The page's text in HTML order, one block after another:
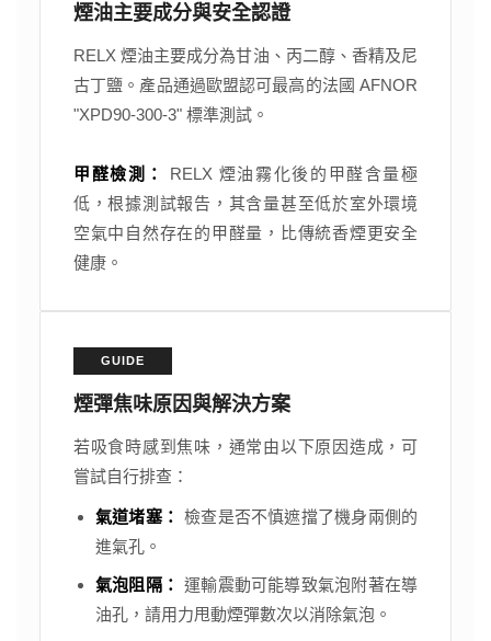
煙油主要成分與安全認證
RELX 煙油主要成分為甘油、丙二醇、香精及尼
古丁鹽。產品通過歐盟認可最高的法國 AFNOR
"XPD90-300-3" 標準測試。
甲醛檢測：
RELX 煙油霧化後的甲醛含量極
低，根據測試報告，其含量甚至低於室外環境
空氣中自然存在的甲醛量，比傳統香煙更安全
健康。
GUIDE
煙彈焦味原因與解決方案
若吸食時感到焦味，通常由以下原因造成，可
嘗試自行排查：
氣道堵塞： 檢查是否不慎遮擋了機身兩側的
進氣孔。
氣泡阻隔： 運輸震動可能導致氣泡附著在導
油孔，請用力甩動煙彈數次以消除氣泡。